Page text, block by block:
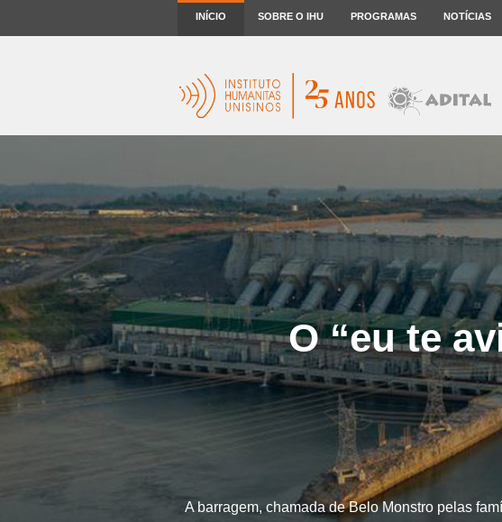
INÍCIO SOBRE O IHU PROGRAMAS NOTÍCIAS
O “eu te
A barragem, chamada de Belo Monstro pelas